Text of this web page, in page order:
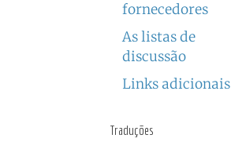
fornecedores
As listas de
discussão
Links adicionais
Traduções